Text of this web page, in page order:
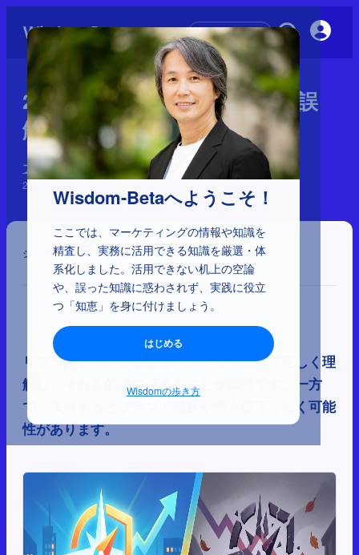
Wisdom-Betaへようこそ！
ここでは、マーケティングの情報や知識を
精査し、実務に活用できる知識を厳選・体
系化しました。活用できない机上の空論
や、誤った知識に惑わされず、実践に役立
つ「知恵」を身に付けましょう。
はじめる
Wisdomの歩き方
初めての方へ
2-5-30：リブランディングの誤
解
ブランディングの誤解
2026年5月20日
シェア
リブランディングは顧客イメージや強みを正しく理
解し、それを的確に伝えることが重要です。一方
で、失敗するとブランド離反や売上低下を招く可能
性があります。